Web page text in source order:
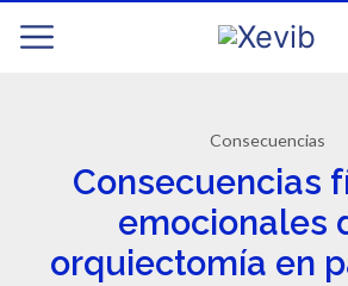
Consecuencias
Consecuencias
emocionales
orquiectomía en